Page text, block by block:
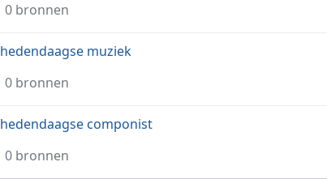
0 bronnen
hedendaagse muziek
0 bronnen
hedendaagse componist
0 bronnen